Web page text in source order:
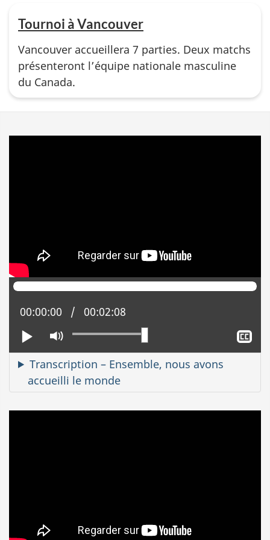
Tournoi à Vancouver
Vancouver accueillera 7 parties. Deux matchs
présenteront l’équipe nationale masculine
du Canada.
Lire
Activer
le
mode
muet
Position actuelle :
00:00:00 Temps total :
00:02:08
le
Transcription – Ensemble, nous avons
accueilli le monde